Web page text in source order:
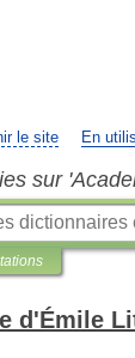
le site En
sur
d'Émile